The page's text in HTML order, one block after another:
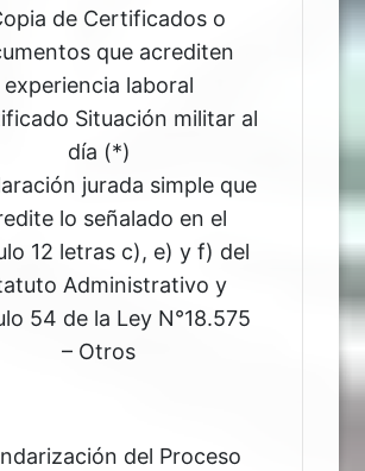
de Certificados o
que acrediten
experiencia laboral
Situación militar al
día (*)
jurada simple que
lo señalado en el
12 letras c), e) y f) del
Administrativo y
54 de la Ley N°18.575
– Otros
del Proceso